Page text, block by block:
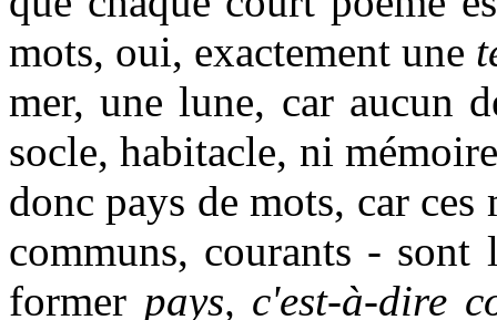
mots, oui, exactement une
mer, une lune, car aucun
socle, habitacle, ni
donc pays de mots, car
communs, courants - sont
former pays, c'est-à-dire